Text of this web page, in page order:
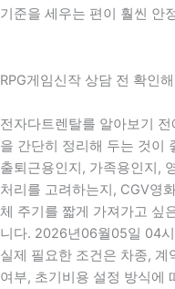
기준을 세우는 편이 훨씬 안
RPG게임신작 상담 전 확인
전자다트렌탈를 알아보기
을 간단히 정리해 두는 것이
출퇴근용인지, 가족용인지,
처리를 고려하는지, CGV영
체 주기를 짧게 가져가고 싶
니다. 2026년06월05일 04
실제 필요한 조건은 차종,
여부, 초기비용 설정 방식에